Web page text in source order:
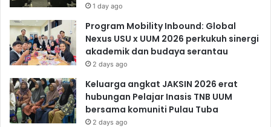
1 day ago
Program Mobility Inbound: Global
Nexus USU x UUM 2026 perkukuh sinergi
akademik dan budaya serantau
2 days ago
Keluarga angkat JAKSIN 2026 erat
hubungan Pelajar Inasis TNB UUM
bersama komuniti Pulau Tuba
2 days ago